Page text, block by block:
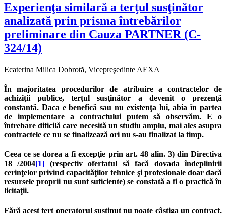
Experienţa similară a terţul susţinător
analizată prin prisma întrebărilor
preliminare din Cauza PARTNER (C-
324/14)
Ecaterina Milica Dobrotă, Vicepreşedinte AEXA
În majoritatea procedurilor de atribuire a contractelor de
achiziţii publice, terţul susţinător a devenit o prezenţă
constantă. Daca e benefică sau nu existenţa lui, abia în partea
de implementare a contractului putem să observăm. E o
întrebare dificilă care necesită un studiu amplu, mai ales asupra
contractele ce nu se finalizează ori nu s-au finalizat la timp.
Ceea ce se dorea a fi excepţie prin art. 48 alin. 3) din Directiva
18 /2004[1]
(respectiv ofertatul să facă dovada îndeplinirii
cerinţelor privind capacităţilor tehnice şi profesionale doar dacă
resursele proprii nu sunt suficiente) se constată a fi o practică în
licitaţii.
Fără acest terţ operatorul susţinut nu poate câştiga un contract,